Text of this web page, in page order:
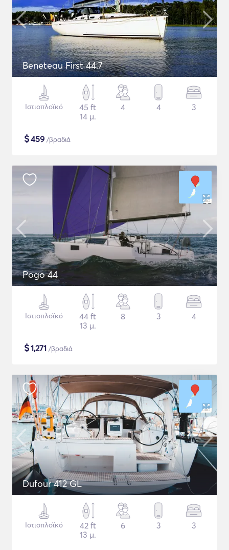
Beneteau First 44.7
Ιστιοπλοϊκό
45 ft
14 μ.
4 4 3
$459 /βραδιά
Pogo 44
Ιστιοπλοϊκό
44 ft
13 μ.
8 3 4
$1,271 /βραδιά
Dufour 412 GL
Ιστιοπλοϊκό
42 ft
13 μ.
6 3 3